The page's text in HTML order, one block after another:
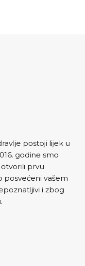
postoji lijek u
godine smo
prvu
posvećeni vašem
i zbog